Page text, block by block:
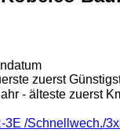
zuerst
- älteste zuerst